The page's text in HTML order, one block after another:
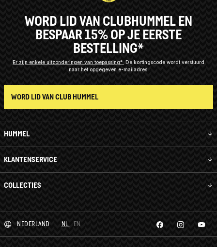
HUMMEL
KLANTENSERVICE
COLLECTIES
WORD LID VAN CLUBHUMMEL EN
BESPAAR 15% OP JE EERSTE
BESTELLING*
Er zijn enkele uitzonderingen van toepassing*
De kortingscode wordt verstuurd
naar het opgegeven e-mailadres.
WORD LID VAN CLUB HUMMEL
NEDERLAND NL EN